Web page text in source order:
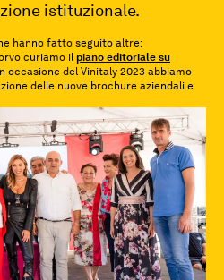
istituzionale.
hanno fatto seguito altre:
curiamo il piano editoriale su
occasione del Vinitaly 2023 abbiamo
delle nuove brochure aziendali e